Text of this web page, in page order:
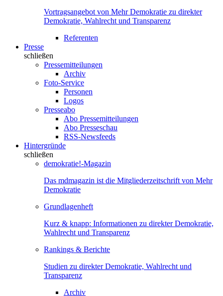
Vortragsangebot von Mehr Demokratie zu direkter
Demokratie, Wahlrecht und Transparenz
Referenten
Presse
schließen
Pressemitteilungen
Archiv
Foto-Service
Personen
Logos
Presseabo
Abo Pressemitteilungen
Abo Presseschau
RSS-Newsfeeds
Hintergründe
schließen
demokratie!-Magazin
Das mdmagazin ist die Mitgliederzeitschrift von Mehr
Demokratie
Grundlagenheft
Kurz & knapp: Informationen zu direkter Demokratie,
Wahlrecht und Transparenz
Rankings & Berichte
Studien zu direkter Demokratie, Wahlrecht und
Transparenz
Archiv